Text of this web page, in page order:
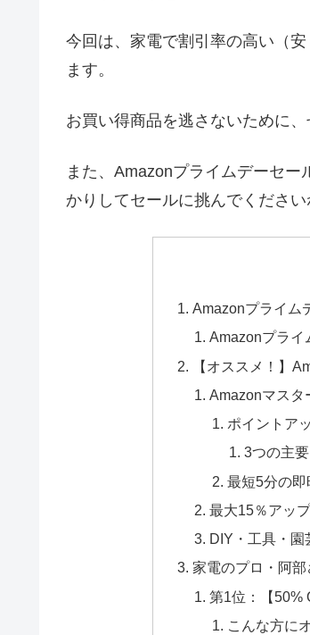
今回は、家電で割引率の高い（
ます。
お買い得商品を逃さないために
また、Amazonプライムデーセ
かりしてセールに挑んでください
Amazonプライム
Amazonプライ
【オススメ！】
Amazonマスタ
ポイントア
3つの主
最短5分の即
最大15％アッ
DIY・工具・園
家電のプロ・阿
第1位：【50%
こんな方に